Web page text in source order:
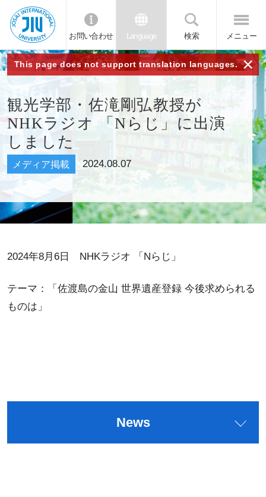
JIU 城西国
際大学
お問い合わせ Language 検索 メニュー
This page does not support translation languages. ×
観光学部・佐滝剛弘教授が
NHKラジオ 「Nらじ」に出演
しました
メディア掲載 2024.08.07
2024年8月6日 NHKラジオ 「Nらじ」
テーマ：「佐渡島の金山 世界遺産登録 今後求められる
ものは」
News